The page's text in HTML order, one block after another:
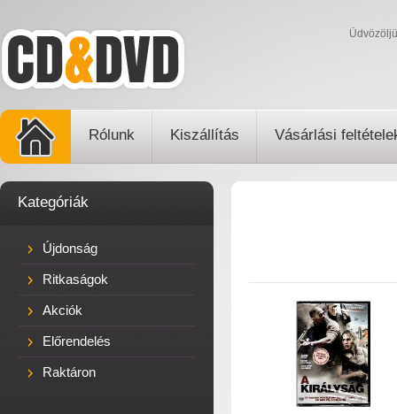
Rólunk Kiszállítás Vásárlási
Kategóriák
Újdonság
Ritkaságok
Akciók
Előrendelés
Raktáron